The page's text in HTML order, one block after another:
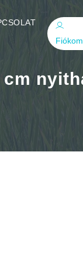
Fiókom